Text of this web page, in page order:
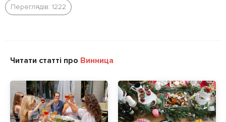
Переглядів: 1222
Читати статті про Винница